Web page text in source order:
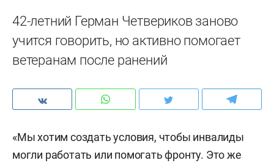
42-летний Герман Четвериков заново
учится говорить, но активно помогает
ветеранам после ранений
«Мы хотим создать условия, чтобы инвалиды
могли работать или помогать фронту. Это же